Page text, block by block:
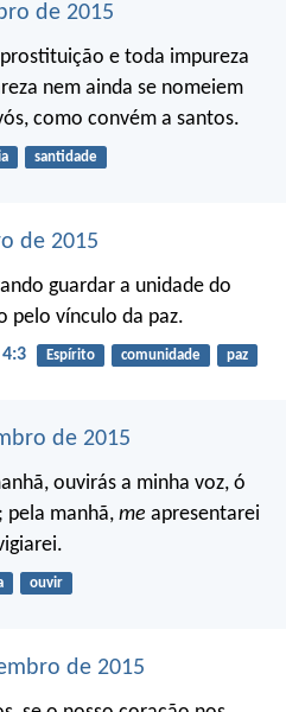
de 2015
e toda impureza
nem ainda se nomeiem
como convém a santos.
santidade
de 2015
guardar a unidade do
pelo vínculo da paz.
4:3 Espírito comunidade paz
de 2015
ouvirás a minha voz, ó
; pela manhã,me apresentarei
ouvir
de 2015